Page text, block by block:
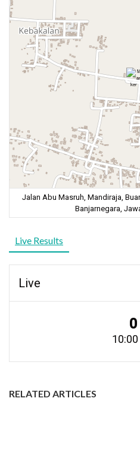
Jalan Abu Masruh, Mandiraja,
Banjarnegara,
Live Results
Live
0
RELATED ARTICLES